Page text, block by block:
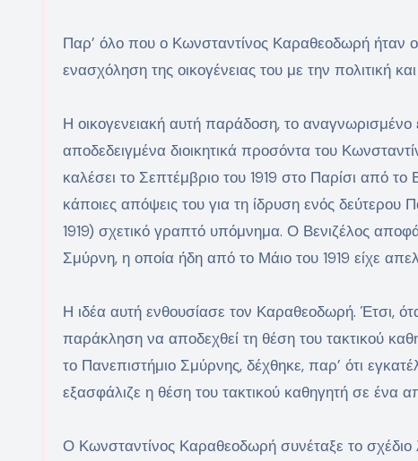
Παρ’ όλο που ο Κωνσταντίνος Καραθεοδωρή ήταν
ενασχόληση της οικογένειας του με την πολιτική
Η οικογενειακή αυτή παράδοση, το
αποδεδειγμένα διοικητικά προσόντα του
καλέσει το Σεπτέμβριο του 1919 στο Παρίσι από
κάποιες απόψεις του για τη ίδρυση ενός
1919) σχετικό γραπτό υπόμνημα. Ο Βενιζέλος
Σμύρνη, η οποία ήδη από το Μάιο του 1919 είχε
Η ιδέα αυτή ενθουσίασε τον Καραθεοδωρή. Έτσι,
παράκληση να αποδεχθεί τη θέση του τακτικού
το Πανεπιστήμιο Σμύρνης, δέχθηκε, παρ’ ότι
εξασφάλιζε η θέση του τακτικού καθηγητή σε ένα
Ο Κωνσταντίνος Καραθεοδωρή συνέταξε το σχέδιο